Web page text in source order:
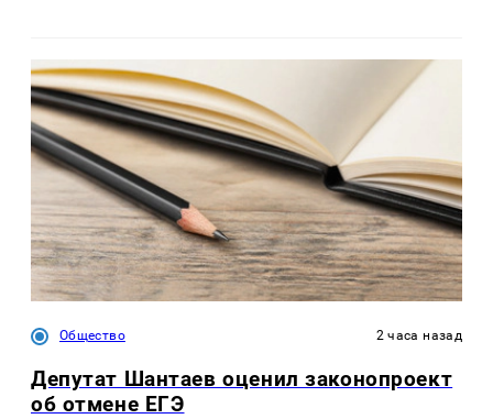
Общество 2 часа назад
Депутат Шантаев оценил законопроект
об отмене ЕГЭ